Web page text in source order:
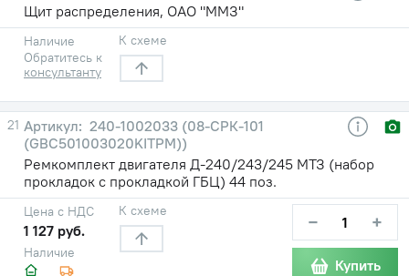
Щит распределения, ОАО "ММЗ"
Наличие
Обратитесь к
консультанту
К схеме
21
240-1002033 (08-СРК-101
(GBC501003020KITPM))
Ремкомплект двигателя Д-240/243/245 МТЗ (набор
прокладок с прокладкой ГБЦ) 44 поз.
Наличие
Цена с НДС
1 127 руб.
К схеме − +
Купить